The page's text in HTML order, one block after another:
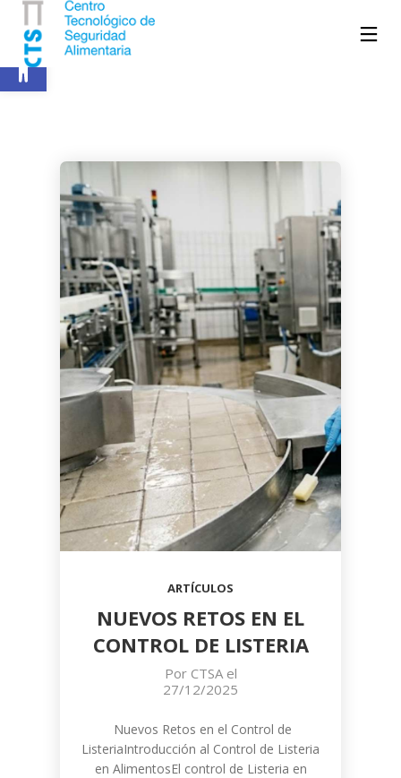
Abrir barra de herramientas
ARTÍCULOS
NUEVOS RETOS EN EL
CONTROL DE LISTERIA
Por CTSAel
27/12/2025
Nuevos Retos en el Control de
ListeriaIntroducción al Control de Listeria
en AlimentosEl control de Listeria en